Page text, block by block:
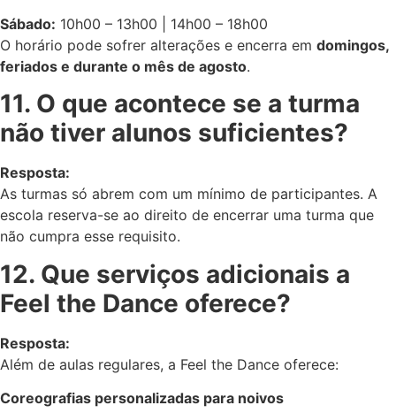
Sábado: 10h00 – 13h00 | 14h00 – 18h00
O horário pode sofrer alterações e encerra em domingos,
feriados e durante o mês de agosto.
11. O que acontece se a turma
não tiver alunos suficientes?
Resposta:
As turmas só abrem com um mínimo de participantes. A
escola reserva-se ao direito de encerrar uma turma que
não cumpra esse requisito.
12. Que serviços adicionais a
Feel the Dance oferece?
Resposta:
Além de aulas regulares, a Feel the Dance oferece:
Coreografias personalizadas para noivos